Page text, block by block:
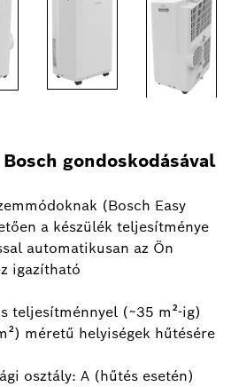
gondoskodásával
(Bosch Easy
a készülék teljesítménye
automatikusan az Ön
igazítható
teljesítménnyel (~35 m²-ig)
méretű helyiségek hűtésére
osztály: A (hűtés esetén)